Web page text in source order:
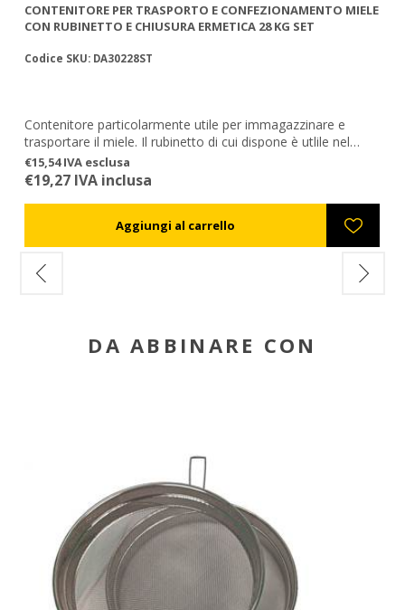
CONTENITORE PER TRASPORTO E CONFEZIONAMENTO MIELE
CON RUBINETTO E CHIUSURA ERMETICA 28 KG SET
Codice SKU: DA30228ST
Contenitore particolarmente utile per immagazzinare e
trasportare il miele. Il rubinetto di cui dispone è utlile nel
caso vogliate travasare il vostro miele dal contenitore a dei
vasetti di capienza minore.
€15,54 IVA esclusa
€19,27 IVA inclusa
DA ABBINARE CON